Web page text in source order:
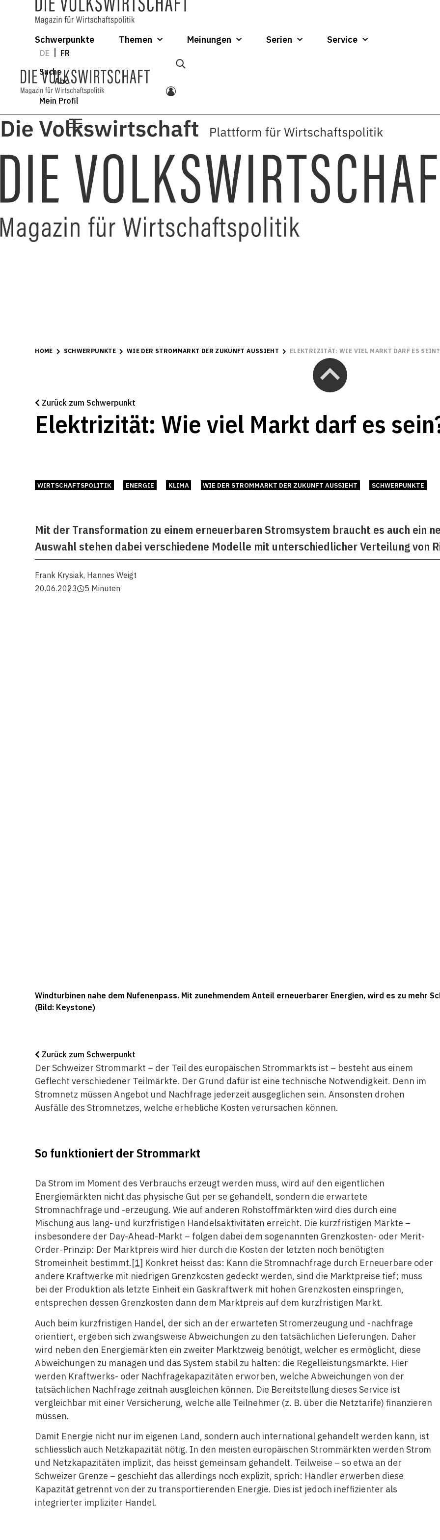
Schwerpunkte Themen Meinungen Serien Service
DE
FR
Suche
Abo
Mein Profil
HOME SCHWERPUNKTE WIE DER STROMMARKT DER ZUKUNFT AUSSIEHT ELEKTRIZITÄT: WIE VIEL MARKT DARF ES SEIN?
Zurück zum Schwerpunkt
Elektrizität: Wie viel Markt darf es
WIRTSCHAFTSPOLITIK ENERGIE KLIMA WIE DER STROMMARKT DER ZUKUNFT AUSSIEHT SCHWERPUNKTE
Mit der Transformation zu einem erneuerbaren Stromsystem braucht es auch ein
Auswahl stehen dabei verschiedene Modelle mit unterschiedlicher Verteilung von
Frank Krysiak, Hannes Weigt
20.06.2023
5 Minuten
Windturbinen nahe dem Nufenenpass. Mit zunehmendem Anteil erneuerbarer Energien, wird es zu mehr
(Bild: Keystone)
Zurück zum Schwerpunkt
Der Schweizer Strommarkt – der Teil des europäischen Strommarkts ist – besteht aus einem
Geflecht verschiedener Teilmärkte. Der Grund dafür ist eine technische Notwendigkeit. Denn im
Stromnetz müssen Angebot und Nachfrage jederzeit ausgeglichen sein. Ansonsten drohen
Ausfälle des Stromnetzes, welche erhebliche Kosten verursachen können.
So funktioniert der Strommarkt
Da Strom im Moment des Verbrauchs erzeugt werden muss, wird auf den eigentlichen
Energiemärkten nicht das physische Gut per se gehandelt, sondern die erwartete
Stromnachfrage und -erzeugung. Wie auf anderen Rohstoffmärkten wird dies durch eine
Mischung aus lang- und kurzfristigen Handelsaktivitäten erreicht. Die kurzfristigen Märkte –
insbesondere der Day-Ahead-Markt – folgen dabei dem sogenannten Grenzkosten- oder Merit-
Order-Prinzip: Der Marktpreis wird hier durch die Kosten der letzten noch benötigten
Stromeinheit bestimmt.[1] Konkret heisst das: Kann die Stromnachfrage durch Erneuerbare oder
andere Kraftwerke mit niedrigen Grenzkosten gedeckt werden, sind die Marktpreise tief; muss
bei der Produktion als letzte Einheit ein Gaskraftwerk mit hohen Grenzkosten einspringen,
entsprechen dessen Grenzkosten dann dem Marktpreis auf dem kurzfristigen Markt.
Auch beim kurzfristigen Handel, der sich an der erwarteten Stromerzeugung und -nachfrage
orientiert, ergeben sich zwangsweise Abweichungen zu den tatsächlichen Lieferungen. Daher
wird neben den Energiemärkten ein zweiter Marktzweig benötigt, welcher es ermöglicht, diese
Abweichungen zu managen und das System stabil zu halten: die Regelleistungsmärkte. Hier
werden Kraftwerks- oder Nachfragekapazitäten erworben, welche Abweichungen von der
tatsächlichen Nachfrage zeitnah ausgleichen können. Die Bereitstellung dieses Service ist
vergleichbar mit einer Versicherung, welche alle Teilnehmer (z. B. über die Netztarife) finanzieren
müssen.
Damit Energie nicht nur im eigenen Land, sondern auch international gehandelt werden kann, ist
schliesslich auch Netzkapazität nötig. In den meisten europäischen Strommärkten werden Strom
und Netzkapazitäten implizit, das heisst gemeinsam gehandelt. Teilweise – so etwa an der
Schweizer Grenze – geschieht das allerdings noch explizit, sprich: Händler erwerben diese
Kapazität getrennt von der zu transportierenden Energie. Dies ist jedoch ineffizienter als
integrierter impliziter Handel.